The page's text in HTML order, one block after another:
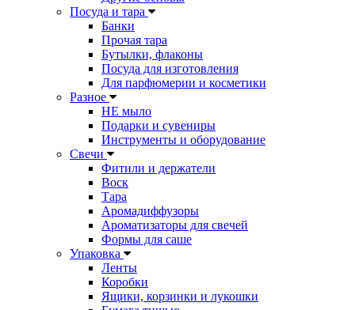
Посуда и тара
Банки
Прочая тара
Бутылки, флаконы
Посуда для изготовления
Для парфюмерии и косметики
Разное
НЕ мыло
Подарки и сувениры
Инструменты и оборудование
Свечи
Фитили и держатели
Воск
Тара
Аромадиффузоры
Ароматизаторы для свечей
Формы для саше
Упаковка
Ленты
Коробки
Ящики, корзинки и лукошки